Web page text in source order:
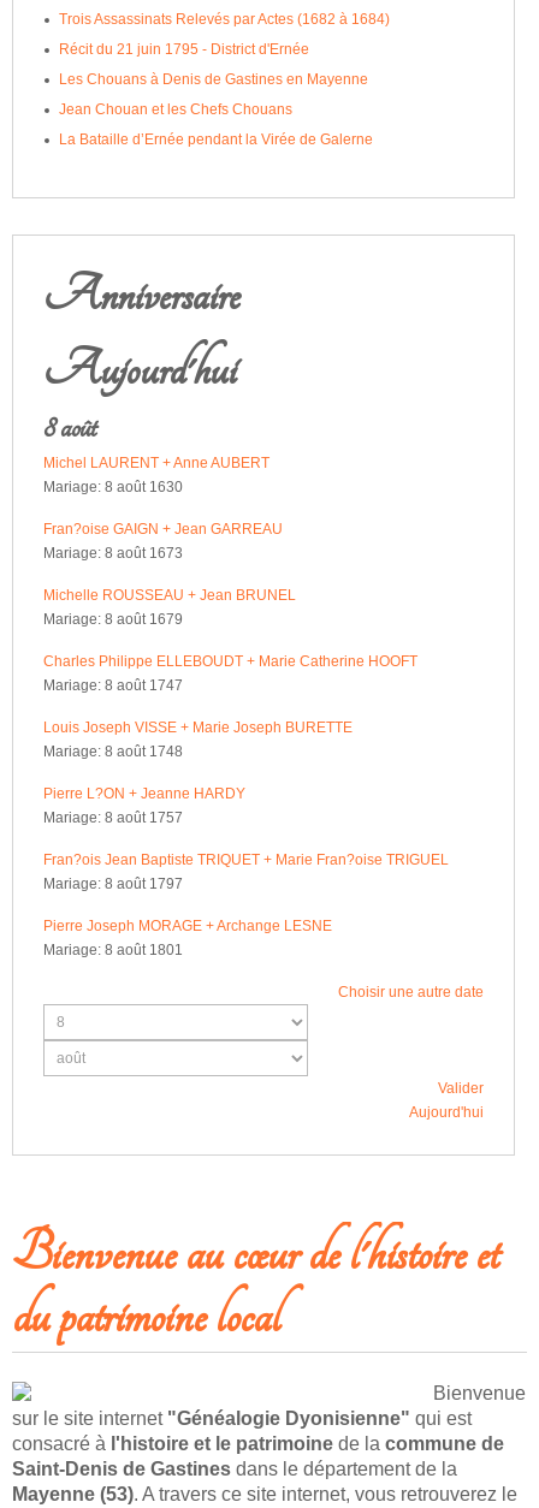
Trois Assassinats Relevés par Actes (1682 à 1684)
Récit du 21 juin 1795 - District d'Ernée
Les Chouans à Denis de Gastines en Mayenne
Jean Chouan et les Chefs Chouans
La Bataille d’Ernée pendant la Virée de Galerne
Anniversaire
Aujourd'hui
8 août
Michel LAURENT + Anne AUBERT
Mariage: 8 août 1630
Fran?oise GAIGN + Jean GARREAU
Mariage: 8 août 1673
Michelle ROUSSEAU + Jean BRUNEL
Mariage: 8 août 1679
Charles Philippe ELLEBOUDT + Marie Catherine HOOFT
Mariage: 8 août 1747
Louis Joseph VISSE + Marie Joseph BURETTE
Mariage: 8 août 1748
Pierre L?ON + Jeanne HARDY
Mariage: 8 août 1757
Fran?ois Jean Baptiste TRIQUET + Marie Fran?oise TRIGUEL
Mariage: 8 août 1797
Pierre Joseph MORAGE + Archange LESNE
Mariage: 8 août 1801
Choisir une autre date
Valider
Aujourd'hui
Bienvenue au cœur de l'histoire et
du patrimoine local
Bienvenue
sur le site internet "Généalogie Dyonisienne" qui est
consacré à l'histoire et le patrimoine de la commune de
Saint-Denis de Gastines dans le département de la
Mayenne (53). A travers ce site internet, vous retrouverez le